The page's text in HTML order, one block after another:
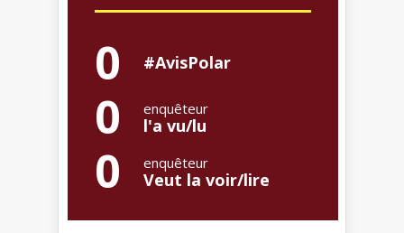
0 #AvisPolar
0 enquêteur
l'a vu/lu
0 enquêteur
Veut la voir/lire